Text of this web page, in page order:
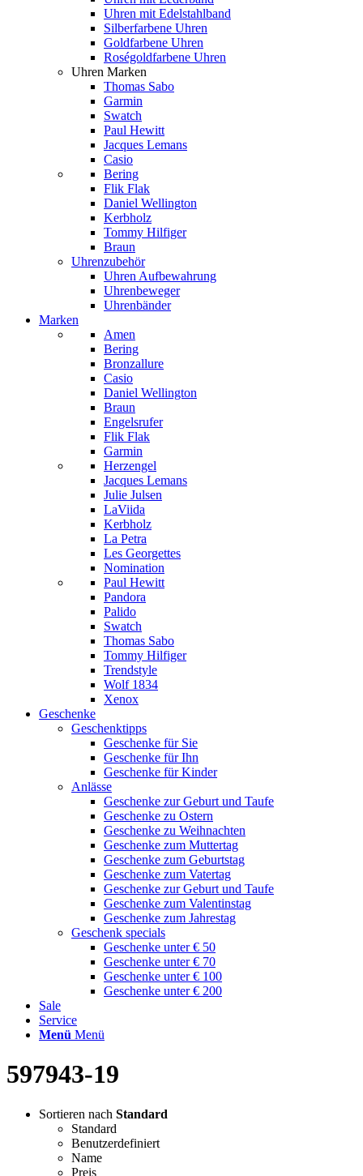
Uhren mit Edelstahlband
Silberfarbene Uhren
Goldfarbene Uhren
Roségoldfarbene Uhren
Uhren Marken
Thomas Sabo
Garmin
Swatch
Paul Hewitt
Jacques Lemans
Casio
Bering
Flik Flak
Daniel Wellington
Kerbholz
Tommy Hilfiger
Braun
Uhrenzubehör
Uhren Aufbewahrung
Uhrenbeweger
Uhrenbänder
Marken
Amen
Bering
Bronzallure
Casio
Daniel Wellington
Braun
Engelsrufer
Flik Flak
Garmin
Herzengel
Jacques Lemans
Julie Julsen
LaViida
Kerbholz
La Petra
Les Georgettes
Nomination
Paul Hewitt
Pandora
Palido
Swatch
Thomas Sabo
Tommy Hilfiger
Trendstyle
Wolf 1834
Xenox
Geschenke
Geschenktipps
Geschenke für Sie
Geschenke für Ihn
Geschenke für Kinder
Anlässe
Geschenke zur Geburt und Taufe
Geschenke zu Ostern
Geschenke zu Weihnachten
Geschenke zum Muttertag
Geschenke zum Geburtstag
Geschenke zum Vatertag
Geschenke zur Geburt und Taufe
Geschenke zum Valentinstag
Geschenke zum Jahrestag
Geschenk specials
Geschenke unter € 50
Geschenke unter € 70
Geschenke unter € 100
Geschenke unter € 200
Sale
Service
Menü Menü
597943-19
Sortieren nach Standard
Standard
Benutzerdefiniert
Name
Preis